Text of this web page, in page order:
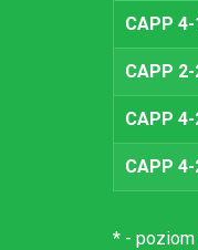
CAPP
CAPP
CAPP
CAPP
* - poziom